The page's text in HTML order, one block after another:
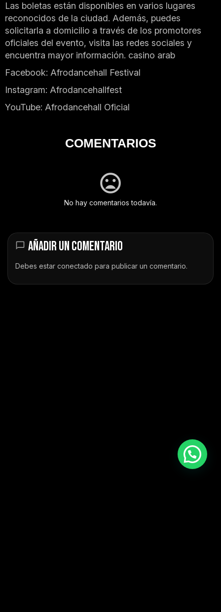
Las boletas están disponibles en varios lugares
reconocidos de la ciudad. Además, puedes
solicitarla a domicilio a través de los promotores
oficiales del evento, visita las redes sociales y
encuentra mayor información. casino arab
Facebook: Afrodancehall Festival
Instagram: Afrodancehallfest
YouTube: Afrodancehall Oficial
COMENTARIOS
No hay comentarios todavía.
AÑADIR UN COMENTARIO
Debes estar conectado para publicar un comentario.